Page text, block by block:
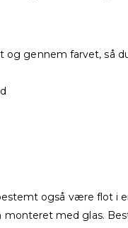
og gennem farvet, så
også være flot i
med glas.